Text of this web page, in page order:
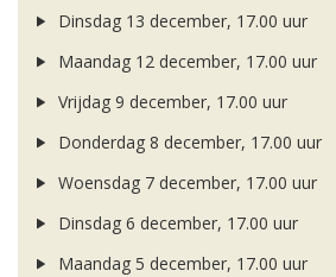
Dinsdag 13 december, 17.00 uur
Maandag 12 december, 17.00 uur
Vrijdag 9 december, 17.00 uur
Donderdag 8 december, 17.00 uur
Woensdag 7 december, 17.00 uur
Dinsdag 6 december, 17.00 uur
Maandag 5 december, 17.00 uur